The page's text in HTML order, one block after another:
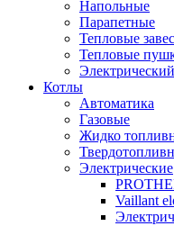
Напольные
Парапетные
Тепловые
Тепловые
Электрический
Котлы
Автоматика
Газовые
Жидко
Электрические
Vaillant